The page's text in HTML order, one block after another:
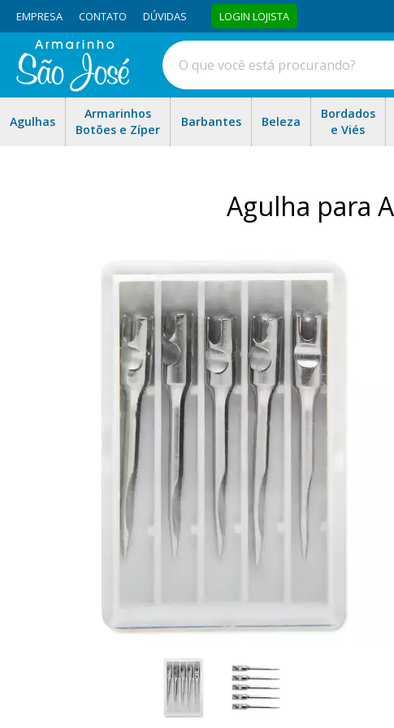
EMPRESA CONTATO DÚVIDAS LOGIN LOJISTA
Agulhas
Armarinhos
Botões e Zíper
Barbantes Beleza
Bordados
e Viés
Agulha para